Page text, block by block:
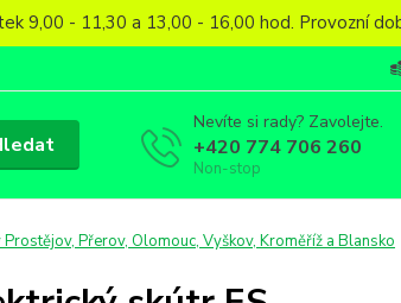
9,00 - 11,30 a 13,00 - 16,00 hod. Provozní
Nevíte si rady? Zavolejte.
+420 774 706 260
Non-stop
Přerov, Olomouc, Vyškov, Kroměříž a Blansko